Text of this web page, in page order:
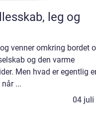
leg og
venner omkring bordet
og den varme
Men hvad er egentlig
...
04 juli